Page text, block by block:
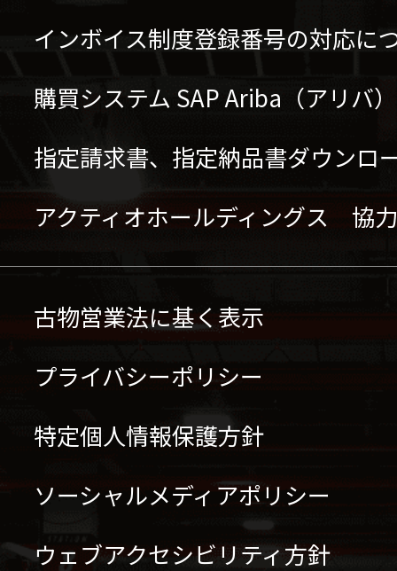
インボイス制度登録番号の対応に
購買システム SAP Ariba（アリバ
指定請求書、指定納品書ダウンロ
アクティオホールディングス 協
古物営業法に基く表示
プライバシーポリシー
特定個人情報保護方針
ソーシャルメディアポリシー
ウェブアクセシビリティ方針